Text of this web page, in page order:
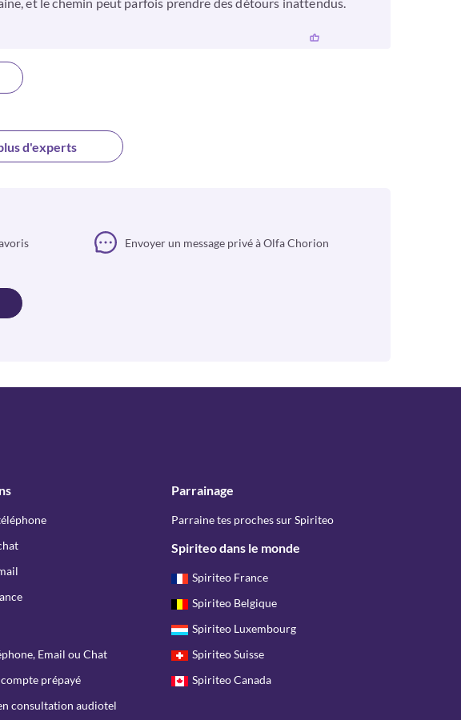
d'experts
Envoyer un message privé à Olfa Chorion
Email ou Chat
prépayé
consultation audiotel
Parrainage
Parraine tes proches sur Spiriteo
Spiriteo dans le monde
Spiriteo France
Spiriteo Belgique
Spiriteo Luxembourg
Spiriteo Suisse
Spiriteo Canada